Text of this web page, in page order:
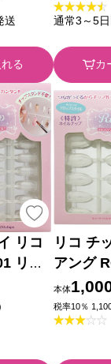
送
る
通常3～5
カ
リコ
リア
ィン
リコ チ
アング
ップスタ
ング・
本体
税率10％